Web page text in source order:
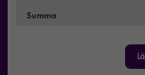
Summa